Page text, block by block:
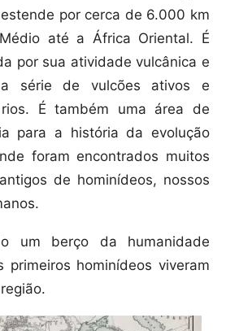
por cerca de 6.000 km
até a África Oriental. É
por sua atividade vulcânica e
série de vulcões ativos e
É também uma área de
para a história da evolução
foram encontrados muitos
de hominídeos, nossos
um berço da humanidade
primeiros hominídeos viveram